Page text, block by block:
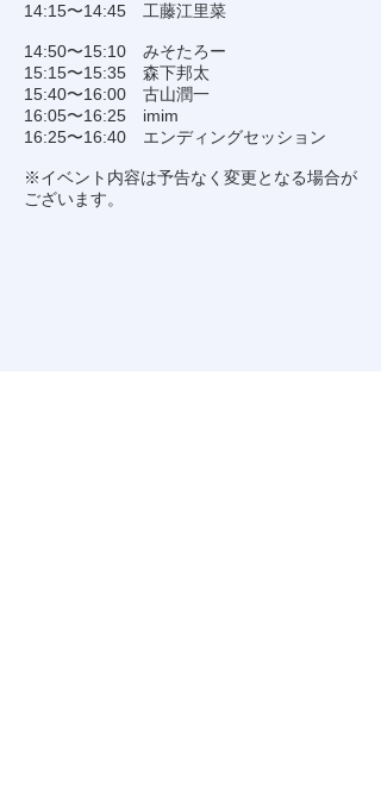
14:15〜14:45 工藤江里菜
14:50〜15:10 みそたろー
15:15〜15:35 森下邦太
15:40〜16:00 古山潤一
16:05〜16:25 imim
16:25〜16:40 エンディングセッション
※イベント内容は予告なく変更となる場合が
ございます。